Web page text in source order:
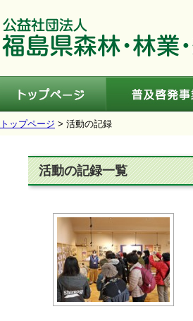
トップページ > 活動の記録
活動の記録一覧